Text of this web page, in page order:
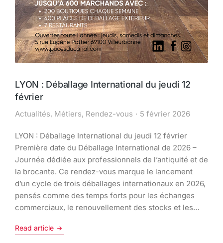
LYON : Déballage International du jeudi 12
février
Actualités, Métiers, Rendez-vous 5 février 2026
LYON : Déballage International du jeudi 12 février
Première date du Déballage International de 2026 –
Journée dédiée aux professionnels de l’antiquité et de
la brocante. Ce rendez-vous marque le lancement
d’un cycle de trois déballages internationaux en 2026,
pensés comme des temps forts pour les échanges
commerciaux, le renouvellement des stocks et les…
Read article